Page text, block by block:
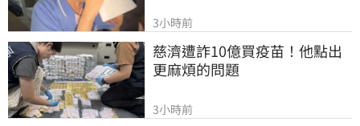
3小時前
慈濟遭詐10億買疫苗！他點出
更麻煩的問題
3小時前